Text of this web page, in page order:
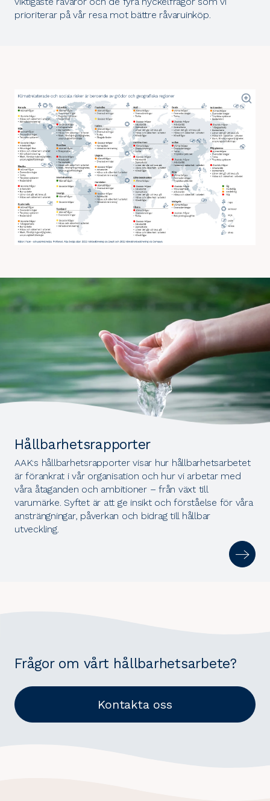
prioriterar på vår resa mot bättre råvaruinköp.
Hållbarhetsrapporter
AAK:s hållbarhetsrapporter visar hur hållbarhetsarbetet
är förankrat i vår organisation och hur vi arbetar med
våra åtaganden och ambitioner – från växt till
varumärke. Syftet är att ge insikt och förståelse för våra
ansträngningar, påverkan och bidrag till hållbar
utveckling.
Frågor om vårt hållbarhetsarbete?
Kontakta oss